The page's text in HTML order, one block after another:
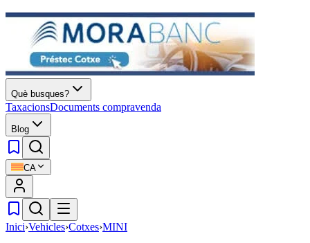
Què busques?
TaxacionsDocuments compravenda
Blog
CA
Inici›Vehicles›Cotxes›MINI